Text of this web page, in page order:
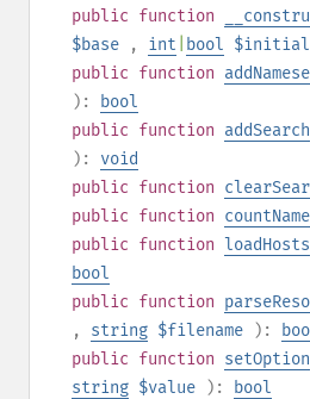
public function
$base
, int bool
public function
):
bool
public function addSearch
): void
public function
public function
public function loadHosts
bool
public function
, string $filename ):
public function setOption
string $value ):
bool